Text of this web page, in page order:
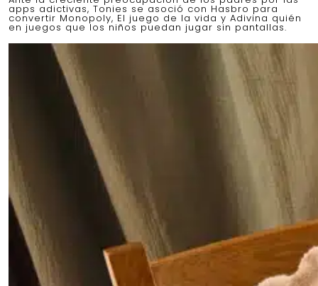
apps adictivas, Tonies se asoció con Hasbro para
convertir Monopoly, El juego de la vida y Adivina quién
en juegos que los niños puedan jugar sin pantallas.